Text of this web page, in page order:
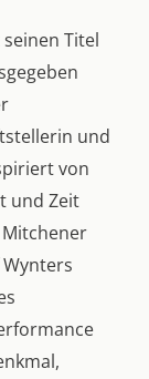
Titel
und
von
und Zeit